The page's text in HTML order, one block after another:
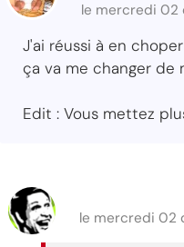
le mercredi 02
J'ai réussi à en
ça va me changer de
Edit : Vous mettez
le mercredi 02